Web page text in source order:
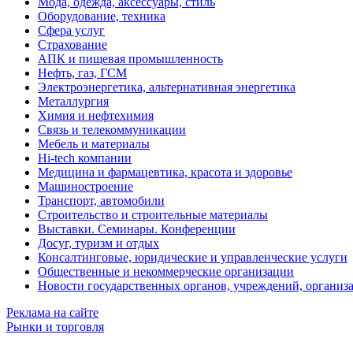
Оборудование, техника
Сфера услуг
Страхование
АПК и пищевая промышленность
Нефть, газ, ГСМ
Электроэнергетика, альтернативная энергетика
Металлургия
Химия и нефтехимия
Связь и телекоммуникации
Мебель и материалы
Hi-tech компании
Медицина и фармацевтика, красота и здоровье
Машиностроение
Транспорт, автомобили
Строительство и строительные материалы
Выставки. Семинары. Конференции
Досуг, туризм и отдых
Консалтинговые, юридические и управленческие услуги
Общественные и некоммерческие организации
Новости государственных органов, учреждений,
Реклама на сайте
Рынки и торговля